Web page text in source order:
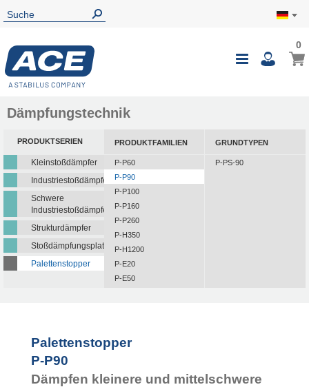
0
Dämpfungstechnik
PRODUKTSERIEN
Kleinstoßdämpfer
Industriestoßdämpfer
Schwere
Industriestoßdämpfer
Strukturdämpfer
Stoßdämpfungsplatten
Palettenstopper
PRODUKTFAMILIEN
P-P60
P-P90
P-P100
P-P160
P-P260
P-H350
P-H1200
P-E20
P-E50
GRUNDTYPEN
P-PS-90
Palettenstopper
P-P90
Dämpfen kleinere und mittelschwere